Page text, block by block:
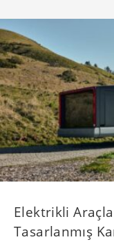
Elektrikli
Tasarlanmış